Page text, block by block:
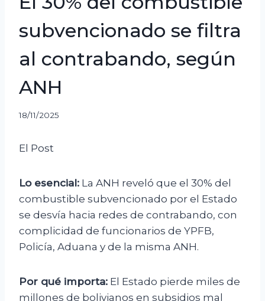
subvencionado se filtra
al contrabando, según
ANH
18/11/2025
El Post
Lo esencial: La ANH reveló que el 30% del
combustible subvencionado por el Estado
se desvía hacia redes de contrabando, con
complicidad de funcionarios de YPFB,
Policía, Aduana y de la misma ANH.
Por qué importa: El Estado pierde miles de
millones de bolivianos en subsidios mal